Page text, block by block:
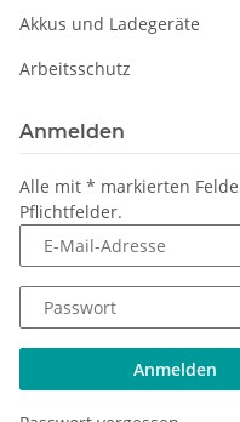
Akkus und Ladegeräte
Arbeitsschutz
Anmelden
Alle mit * markierten
Pflichtfelder.
E-Mail-Adresse
Passwort
Anmelden